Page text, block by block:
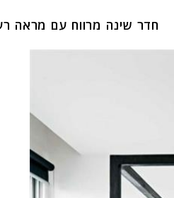
חדר שינה מרווח עם מראה